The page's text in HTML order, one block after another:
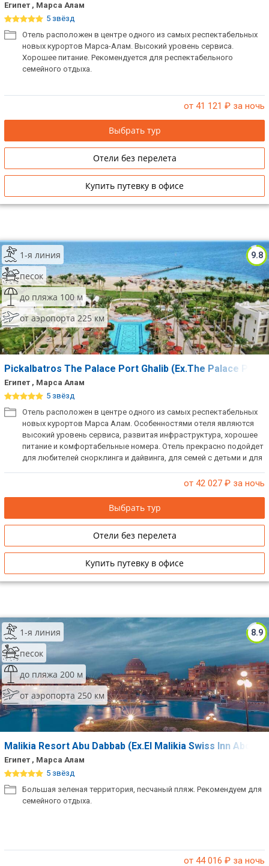
Египет , Марса Алам
5 звёзд
Отель расположен в центре одного из самых респектабельных
новых курортов Марса-Алам. Высокий уровень сервиса.
Хорошее питание. Рекомендуется для респектабельного
семейного отдыха.
от 41 121 ₽ за ночь
Выбрать тур
Отели без перелета
Купить путевку в офисе
9.8
1-я линия
песок
до пляжа 100 м
от аэропорта 225 км
Pickalbatros The Palace Port Ghalib (Ex.The Palace
Египет , Марса Алам
5 звёзд
Отель расположен в центре одного из самых респектабельных
новых курортов Марса Алам. Особенностями отеля являются
высокий уровень сервиса, развитая инфраструктура, хорошее
питание и комфортабельные номера. Отель прекрасно подойдет
для любителей снорклинга и дайвинга, для семей с детьми и для
от 42 027 ₽ за ночь
Выбрать тур
Отели без перелета
Купить путевку в офисе
8.9
1-я линия
песок
до пляжа 200 м
от аэропорта 250 км
Malikia Resort Abu Dabbab (Ex.El Malikia Swiss Inn Abo
Египет , Марса Алам
5 звёзд
Большая зеленая территория, песчаный пляж. Рекомендуем для
семейного отдыха.
от 44 016 ₽ за ночь